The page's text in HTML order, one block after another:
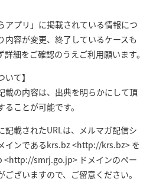
プリ」に掲載されている情報につ
内容が変更、終了しているケースも
細をご確認のうえご利用願います。
いて】
の内容は、出典を明らかにして頂
ことが可能です。
載されたURLは、メルマガ配信シ
インであるkrs.bz <http://krs.bz> を
<http://smrj.go.jp> ドメインのペー
ざいますので、ご留意ください。